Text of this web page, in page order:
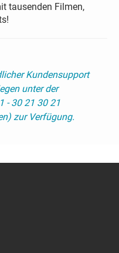
tausenden Filmen,
Kundensupport
unter der
- 30 21 30 21
zur Verfügung.